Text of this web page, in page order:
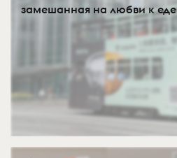
замешанная на любви к еде